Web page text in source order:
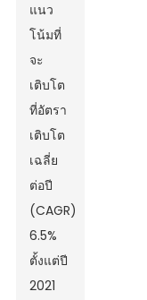
แนว
โน้มที่
จะ
เติบโต
ที่อัตรา
เติบโต
เฉลี่ย
ต่อปี
(CAGR)
6.5%
ตั้งแต่ปี
2021